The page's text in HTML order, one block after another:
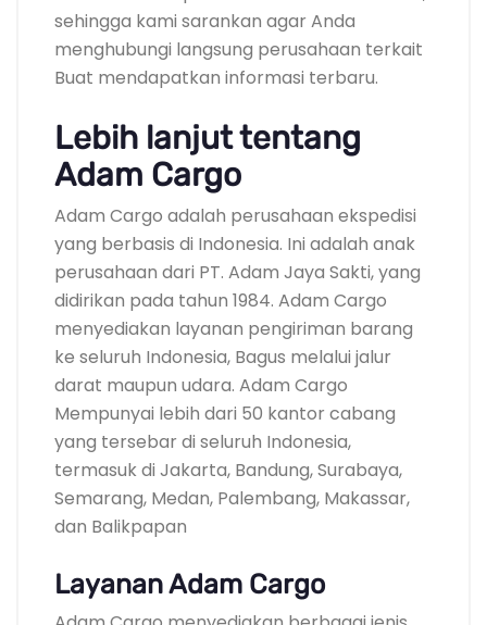
sehingga kami sarankan agar Anda
menghubungi langsung perusahaan terkait
Buat mendapatkan informasi terbaru.
Lebih lanjut tentang
Adam Cargo
Adam Cargo adalah perusahaan ekspedisi
yang berbasis di Indonesia. Ini adalah anak
perusahaan dari PT. Adam Jaya Sakti, yang
didirikan pada tahun 1984. Adam Cargo
menyediakan layanan pengiriman barang
ke seluruh Indonesia, Bagus melalui jalur
darat maupun udara. Adam Cargo
Mempunyai lebih dari 50 kantor cabang
yang tersebar di seluruh Indonesia,
termasuk di Jakarta, Bandung, Surabaya,
Semarang, Medan, Palembang, Makassar,
dan Balikpapan
Layanan Adam Cargo